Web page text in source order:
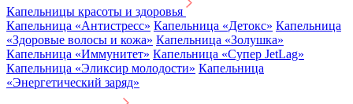
Капельницы красоты и здоровья
Капельница «Антистресс» Капельница «Детокс» Капельница
«Здоровые волосы и кожа» Капельница «Золушка»
Капельница «Иммунитет» Капельница «Супер JetLag»
Капельница «Эликсир молодости» Капельница
«Энергетический заряд»